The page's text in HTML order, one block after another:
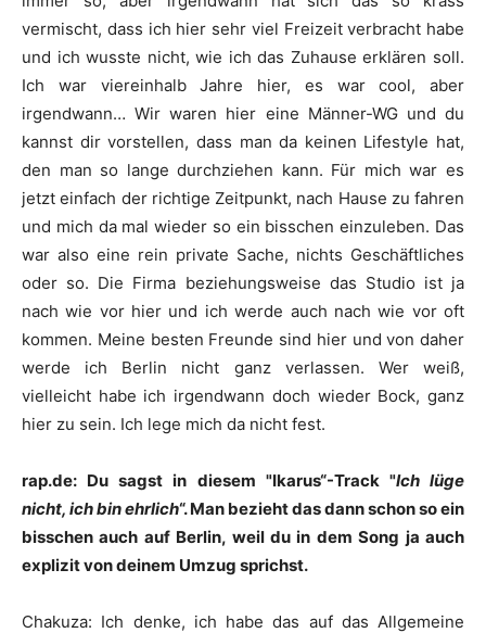
vermischt, dass ich hier sehr viel Freizeit verbracht habe
und ich wusste nicht, wie ich das Zuhause erklären soll.
Ich war viereinhalb Jahre hier, es war cool, aber
irgendwann… Wir waren hier eine Männer-WG und du
kannst dir vorstellen, dass man da keinen Lifestyle hat,
den man so lange durchziehen kann. Für mich war es
jetzt einfach der richtige Zeitpunkt, nach Hause zu fahren
und mich da mal wieder so ein bisschen einzuleben. Das
war also eine rein private Sache, nichts Geschäftliches
oder so. Die Firma beziehungsweise das Studio ist ja
nach wie vor hier und ich werde auch nach wie vor oft
kommen. Meine besten Freunde sind hier und von daher
werde ich Berlin nicht ganz verlassen. Wer weiß,
vielleicht habe ich irgendwann doch wieder Bock, ganz
hier zu sein. Ich lege mich da nicht fest.
rap.de: Du sagst in diesem "Ikarus“-Track "Ich lüge
nicht, ich bin ehrlich“. Man bezieht das dann schon so ein
bisschen auch auf Berlin, weil du in dem Song ja auch
explizit von deinem Umzug sprichst.
Chakuza: Ich denke, ich habe das auf das Allgemeine